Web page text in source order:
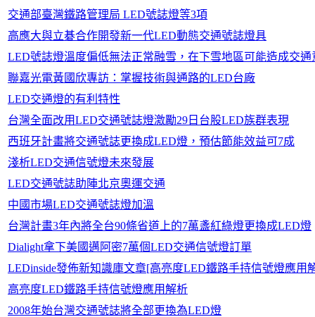
交通部臺灣鐵路管理局 LED號誌燈等3項
高應大與立碁合作開發新一代LED動態交通號誌燈具
LED號誌燈溫度偏低無法正常融雪，在下雪地區可能造成交通
聯嘉光電黃國欣專訪：掌握技術與通路的LED台廠
LED交通燈的有利特性
台灣全面改用LED交通號誌燈激勵29日台股LED族群表現
西班牙計畫將交通號誌更換成LED燈，預估節能效益可7成
淺析LED交通信號燈未來發展
LED交通號誌助陣北京奧運交通
中國市場LED交通號誌燈加溫
台灣計畫3年內將全台90條省道上的7萬盞紅綠燈更換成LED燈
Dialight拿下美國邁阿密7萬個LED交通信號燈訂單
LEDinside發佈新知識庫文章[高亮度LED鐵路手持信號燈應用
高亮度LED鐵路手持信號燈應用解析
2008年始台灣交通號誌將全部更換為LED燈